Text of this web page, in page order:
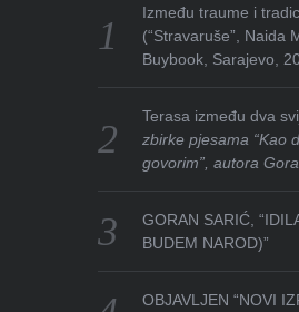
Između traume i
(“Stravaruše”, Naida
Buybook, Sarajevo,
Terasa između dva
zbirke pjesama “Kao
govorim”, autora
GORAN SARIĆ,
BUDEM NAROD)”
OBJAVLJEN “NOVI